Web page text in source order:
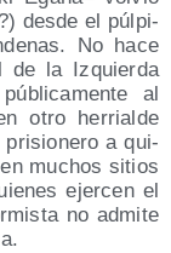
des­de el púl­pi­
No hace
de la Izquier­da
al
otro herrial­de
pri­sio­ne­ro a qui­
muchos sitios
ejer­cen el
no admi­te